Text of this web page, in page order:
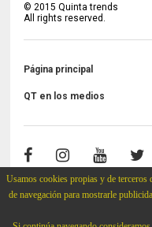
Usamos cookies propias y de terceros
de navegación para mostrarle
©2015 Quinta trends
All rights reserved.
Página principal
QT en los medios